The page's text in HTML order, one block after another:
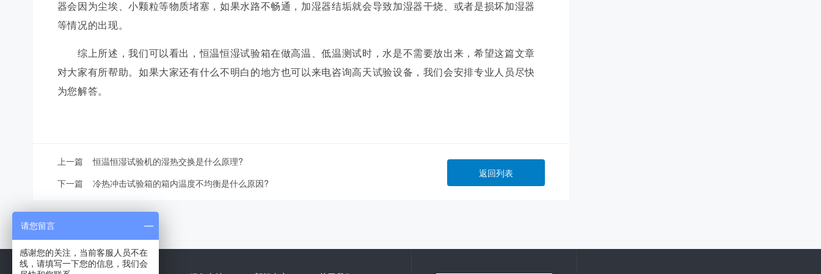
器会因为尘埃、小颗粒等物质堵塞，如果水路不畅通，加湿器结垢就会导致加湿器干烧、或者是损坏加湿器
等情况的出现。
综上所述，我们可以看出，恒温恒湿试验箱在做高温、低温测试时，水是不需要放出来，希望这篇文章
对大家有所帮助。如果大家还有什么不明白的地方也可以来电咨询高天试验设备，我们会安排专业人员尽快
为您解答。
返回列表
上一篇恒温恒湿试验机的湿热交换是什么原理?
下一篇 冷热冲击试验箱的箱内温度不均衡是什么原因?
请您留言
感谢您的关注，当前客服人员不在
线，请填写一下您的信息，我们会